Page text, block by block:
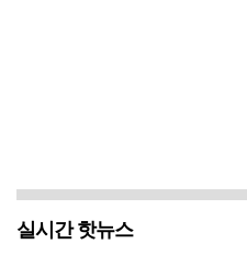
실시간 핫뉴스